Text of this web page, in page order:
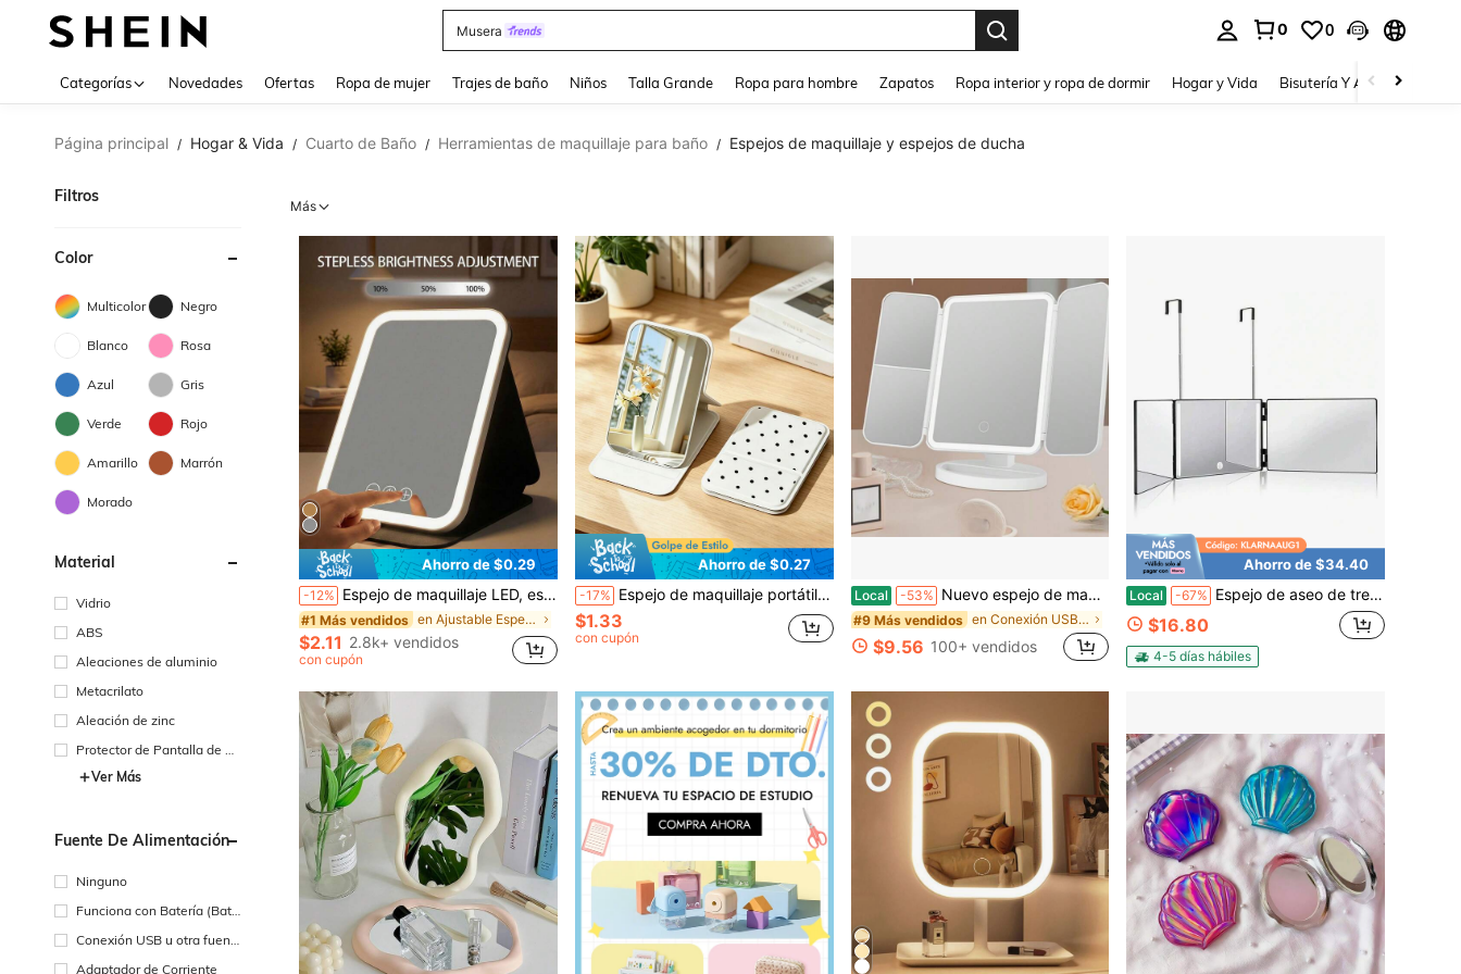
Musera 0 0
Categorías Novedades Ofertas Ropa de mujer Trajes de baño Niños Talla Grande Ropa para hombre Zapatos Ropa interior y ropa de dormir Hogar y Vida Bisutería Y Accesorios
Página principal / Hogar & Vida / Cuarto de Baño / Herramientas de maquillaje para baño / Espejos de maquillaje y espejos de ducha
Filtros
Color
Multicolor Negro
Blanco Rosa
Azul Gris
Verde Rojo
Amarillo Marrón
Morado
Material
Vidrio
ABS
Aleaciones de aluminio
Metacrilato
Aleación de zinc
Protector de Pantalla de Vi
drioVer Más
Fuente De Alimentación
Ninguno
Funciona con Batería (Bate
ría Recargable)
Conexión USB u otra fuent
Adaptador de Corriente
Más
Ahorro de $0.29
-12% Espejo de maquillaje LED, espejo de maquillaje plegable de sobremesa con luces, espejo de tocador con 3 modos de iluminación, espejo de sobremesa, espejo de maquillaje recargable por USB, espejo de maquillaje de viaje, cuero PU, regalo para ella
#1 Más vendidos en Ajustable Espejos de maquillaje personales
$2.11 2.8k+ vendidos
con cupón
Ahorro de $0.27
-17% Espejo de maquillaje portátil de mano, espejo de maquillaje de mano minimalista, espejo pequeño plegable de cuero PU, espejo de escritorio mini ligero, equipo de belleza esencial para viajes, herramienta de maquillaje diario multifuncional, regalo perfecto para vacaciones & obsequio, belleza premium
$1.33
con cupón
Local -53% Nuevo espejo de maquillaje de triple pliegue con aumento de 1x/2x/3x, espejo de maquillaje de escritorio giratorio de 180° y 90°, regalo perfecto
#9 Más vendidos en Conexión USB u otra conexión de alimentación de
$9.56 100+ vendidos
Ahorro de $34.40
Local -67% Espejo de aseo de tres lados, diseño triple de 360 grados con gancho telescópico de altura ajustable, pasadores fijos dobles para ajuste de altura, espejo de triple uso para afeitado y aplicación de maquillaje, herramienta de aseo personal para el hogar, adecuado para peinar y maquillar (negro)
$16.80
4-5 días hábiles